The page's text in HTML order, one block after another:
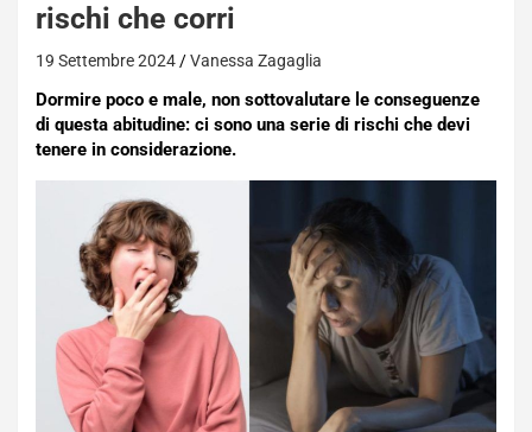
rischi che corri
19 Settembre 2024 Vanessa Zagaglia
Dormire poco e male, non sottovalutare le conseguenze
di questa abitudine: ci sono una serie di rischi che devi
tenere in considerazione.